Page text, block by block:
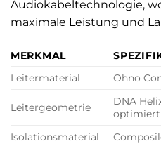
Audiokabeltechnologie,
maximale Leistung und
MERKMAL
Leitermaterial
Ohno
Leitergeometrie
DNA
optimiert
Isolationsmaterial